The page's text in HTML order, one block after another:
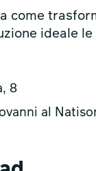
come
ideale
8
al